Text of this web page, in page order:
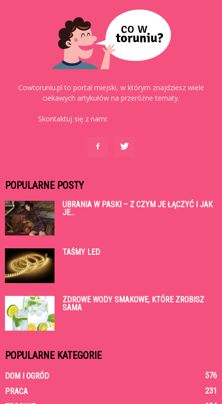
Cowtoruniu.pl to portal miejski, w którym znajdziesz wiele
ciekawych artykułów na przeróżne tematy.
Skontaktuj się z nami:
POPULARNE POSTY
UBRANIA W PASKI – Z CZYM JE ŁĄCZYĆ I JAK
JE...
TAŚMY LED
ZDROWE WODY SMAKOWE, KTÓRE ZROBISZ
SAMA
POPULARNE KATEGORIE
DOM I OGRÓD
576
PRACA
231